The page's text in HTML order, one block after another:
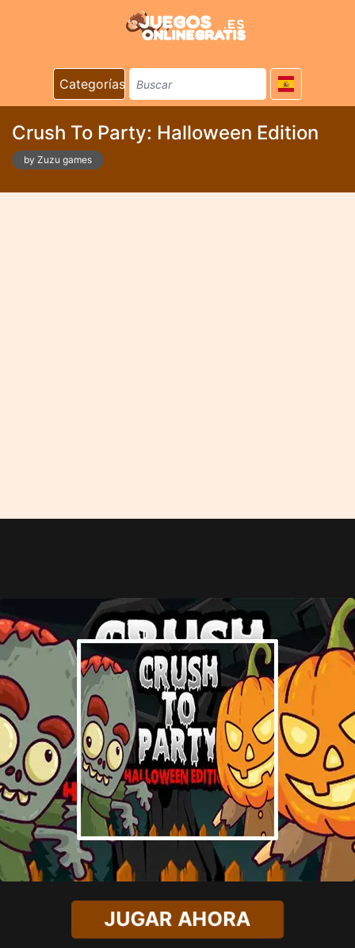
Categorías
Crush To Party: Halloween Edition
by Zuzu games
JUGAR AHORA